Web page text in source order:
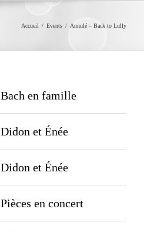
Accueil / Events / Annulé – Back to Lully
Bach en famille
Didon et Énée
Didon et Énée
Pièces en concert